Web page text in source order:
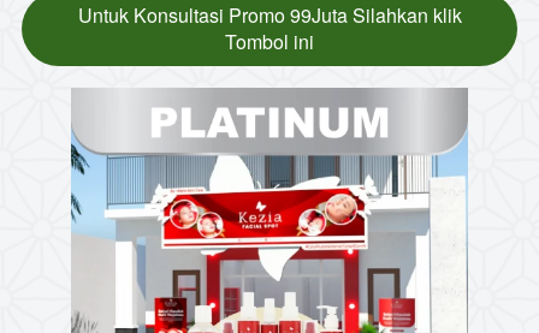
Untuk Konsultasi Promo 99Juta Silahkan klik
Tombol ini